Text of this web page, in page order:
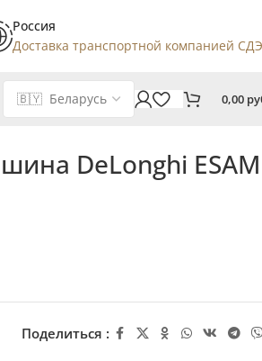
Россия
Доставка транспортной компанией
0,00
ESAM 3000 B
DeLonghi ESAM
Поделиться :